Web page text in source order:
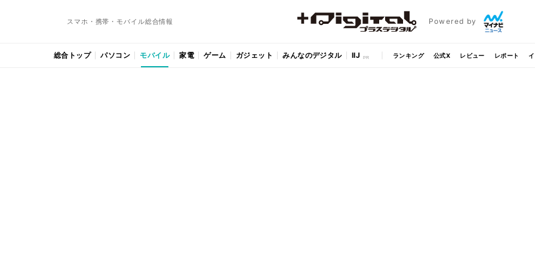
スマホ・携帯・モバイル総合情報 Powered by
総合トップ パソコン モバイル 家電 ゲーム ガジェット みんなのデジタル IIJ ランキング 公式X レビュー レポート